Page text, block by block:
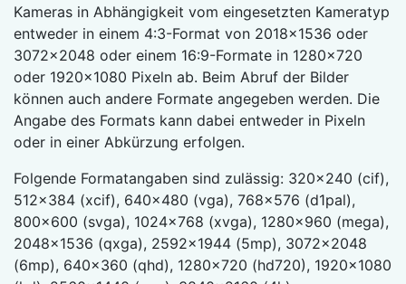
Kameras in Abhängigkeit vom eingesetzten Kameratyp
entweder in einem 4:3-Format von 2018x1536 oder
3072x2048 oder einem 16:9-Formate in 1280x720
oder 1920x1080 Pixeln ab. Beim Abruf der Bilder
können auch andere Formate angegeben werden. Die
Angabe des Formats kann dabei entweder in Pixeln
oder in einer Abkürzung erfolgen.
Folgende Formatangaben sind zulässig: 320x240 (cif),
512x384 (xcif), 640x480 (vga), 768x576 (d1pal),
800x600 (svga), 1024x768 (xvga), 1280x960 (mega),
2048x1536 (qxga), 2592x1944 (5mp), 3072x2048
(6mp), 640x360 (qhd), 1280x720 (hd720), 1920x1080